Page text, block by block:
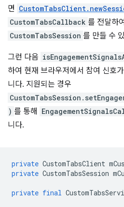
면
CustomTabsCallback 를 전달하
CustomTabsSession 를 만들 수
그런 다음
하여 현재 브라우저에서 참여 신호
니다. 지원되는 경우
) 를 통해
니다.
private CustomTabsClient
private CustomTabsSession
private final